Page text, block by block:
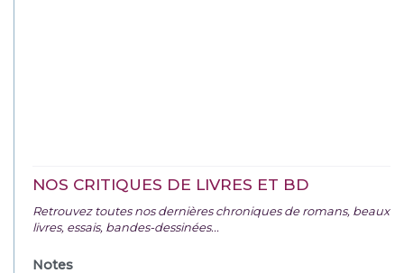
NOS CRITIQUES DE LIVRES ET BD
Retrouvez toutes nos dernières chroniques de romans, beaux
livres, essais, bandes-dessinées...
Notes